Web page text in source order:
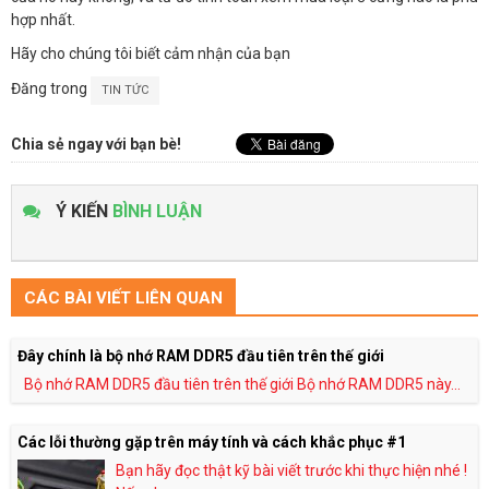
hợp nhất.
Hãy cho chúng tôi biết cảm nhận của bạn
Đăng trong
TIN TỨC
Chia sẻ ngay với bạn bè!
Ý KIẾN BÌNH LUẬN
CÁC BÀI VIẾT LIÊN QUAN
Đây chính là bộ nhớ RAM DDR5 đầu tiên trên thế giới
Bộ nhớ RAM DDR5 đầu tiên trên thế giới Bộ nhớ RAM DDR5 này...
Các lỗi thường gặp trên máy tính và cách khắc phục #1
Bạn hãy đọc thật kỹ bài viết trước khi thực hiện nhé !